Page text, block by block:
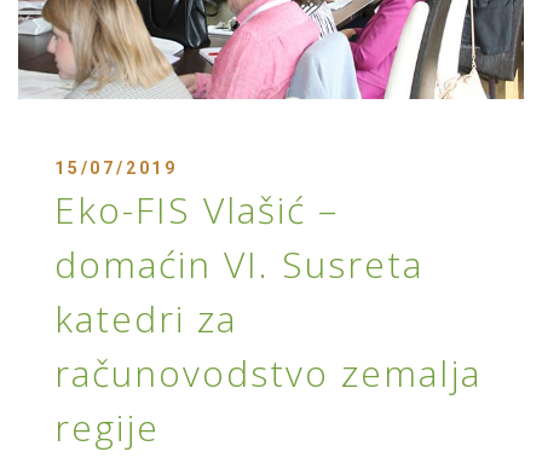
15/07/2019
Eko-FIS Vlašić –
domaćin VI. Susreta
katedri za
računovodstvo zemalja
regije